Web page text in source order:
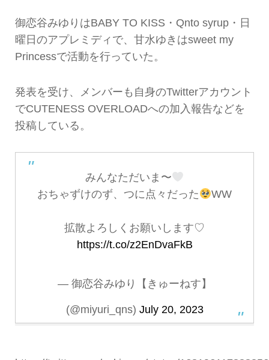
御恋谷みゆりはBABY TO KISS・Qnto syrup・日
曜日のアプレミディで、甘水ゆきはsweet my
Princessで活動を行っていた。
発表を受け、メンバーも自身のTwitterアカウント
でCUTENESS OVERLOADへの加入報告などを
投稿している。
みんなただいま〜
おちゃずけのず、つに点々だった
WW
拡散よろしくお願いします♡
https://t.co/z2EnDvaFkB
— 御恋谷みゆり【きゅーねす】
(@miyuri_qns) July 20, 2023